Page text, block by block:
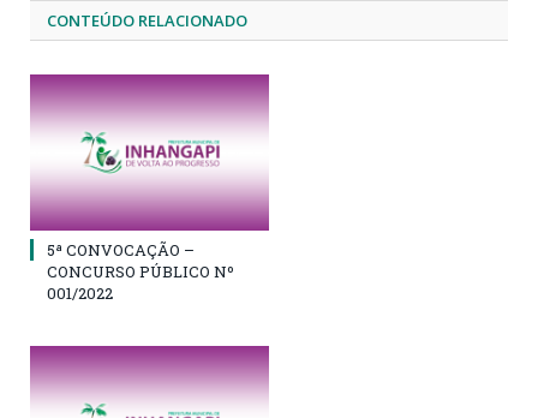
CONTEÚDO RELACIONADO
5ª CONVOCAÇÃO –
CONCURSO PÚBLICO Nº
001/2022